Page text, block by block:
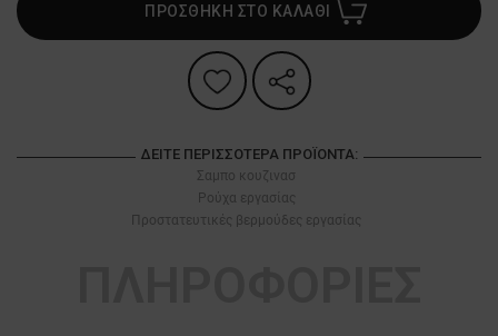
ΠΡΟΣΘΗΚΗ ΣΤΟ ΚΑΛΑΘΙ
ΔΕΊΤΕ ΠΕΡΙΣΣΌΤΕΡΑ ΠΡΟΪΌΝΤΑ:
Σαμπο κουζινασ
Ρούχα εργασίας
Προστατευτικές βερμούδες εργασίας